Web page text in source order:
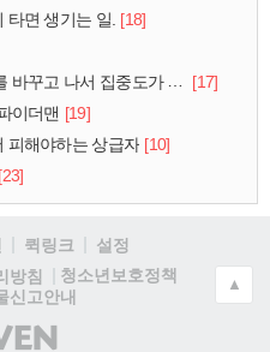
면 생기는 일. [18]
가 확 올라갔다는 한 아파트의 안내방송
[17]
이더맨 [19]
피해야하는 상급자 [10]
[23]
퀵링크
설정
방침
청소년보호정책
신고안내
(주)
▲